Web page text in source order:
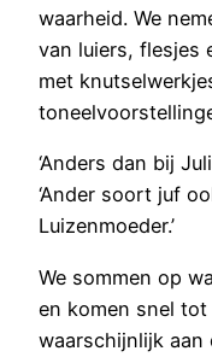
waarheid. We
van luiers, flesjes
met
‘Anders dan bij
‘Ander soort juf
Luizenmoeder.’
We sommen op
en komen snel
waarschijnlijk